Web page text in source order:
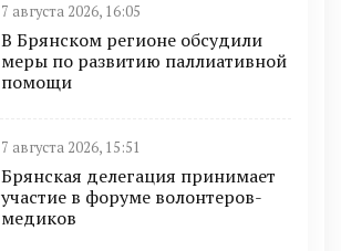
7 августа 2026, 16:05
В Брянском регионе обсудили
меры по развитию паллиативной
помощи
7 августа 2026, 15:51
Брянская делегация принимает
участие в форуме волонтеров-
медиков